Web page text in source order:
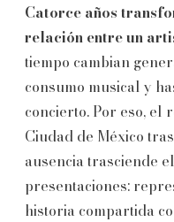
Catorce años
relación entre un
tiempo cambian
consumo musical y
concierto. Por eso, el
Ciudad de México
ausencia trasciende
presentaciones:
historia compartida